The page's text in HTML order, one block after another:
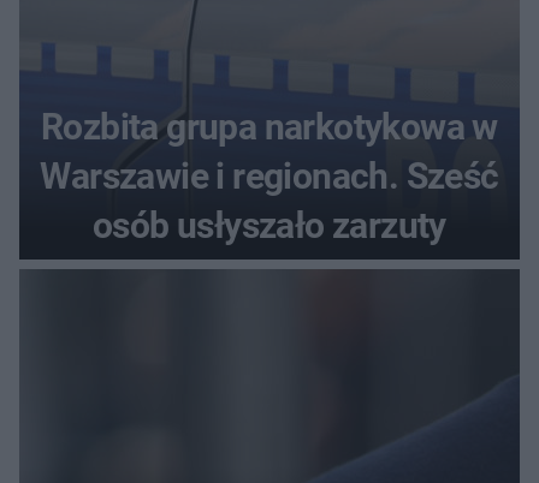
Rozbita grupa narkotykowa w
Warszawie i regionach. Sześć
osób usłyszało zarzuty